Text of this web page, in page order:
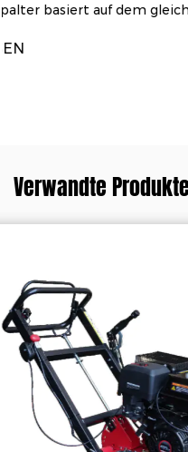
MEHR LESEN
Verwandte Produkte